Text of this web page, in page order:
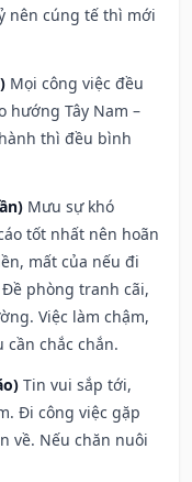
nên cúng tế thì mới
Mọi công việc đều
hướng Tây Nam –
thì đều bình
Mưu sự khó
tốt nhất nên hoãn
mất của nếu đi
phòng tranh cãi,
Việc làm chậm,
chắc chắn.
Tin vui sắp tới,
Đi công việc gặp
về. Nếu chăn nuôi